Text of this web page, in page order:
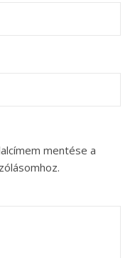
mentése a